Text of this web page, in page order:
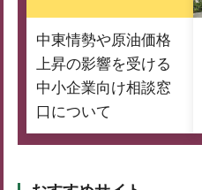
中東情勢や原油価格
上昇の影響を受ける
中小企業向け相談窓
口について